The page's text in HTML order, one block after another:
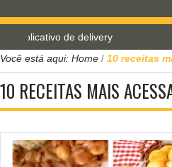
delivery
Pão de
Você está aqui: Home / 10 receitas
10 RECEITAS MAIS